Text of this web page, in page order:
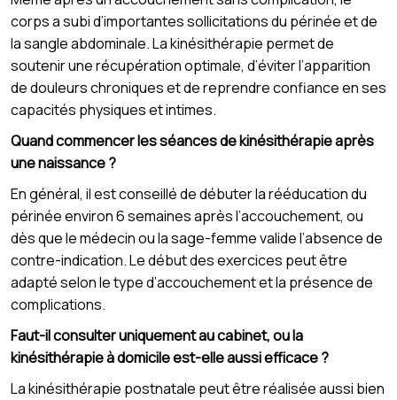
corps a subi d’importantes sollicitations du périnée et de
la sangle abdominale. La kinésithérapie permet de
soutenir une récupération optimale, d’éviter l’apparition
de douleurs chroniques et de reprendre confiance en ses
capacités physiques et intimes.
Quand commencer les séances de kinésithérapie après
une naissance ?
En général, il est conseillé de débuter la rééducation du
périnée environ 6 semaines après l’accouchement, ou
dès que le médecin ou la sage-femme valide l’absence de
contre-indication. Le début des exercices peut être
adapté selon le type d’accouchement et la présence de
complications.
Faut-il consulter uniquement au cabinet, ou la
kinésithérapie à domicile est-elle aussi efficace ?
La kinésithérapie postnatale peut être réalisée aussi bien